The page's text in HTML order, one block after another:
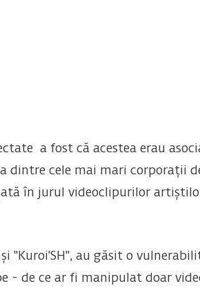
a fost că acestea erau
cele mai mari corporații
în jurul videoclipurilor
și "Kuroi'SH", au găsit o
- de ce ar fi manipulat doar